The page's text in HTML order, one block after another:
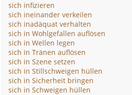
sich infizieren
sich ineinander verkeilen
sich inadäquat verhalten
sich in Wohlgefallen auflösen
sich in Wellen legen
sich in Tränen auflösen
sich in Szene setzen
sich in Stillschweigen hüllen
sich in Sicherheit bringen
sich in Schweigen hüllen